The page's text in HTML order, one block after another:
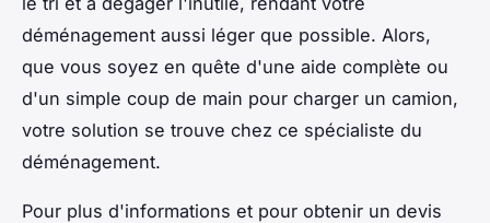
déménagement aussi léger que possible. Alors,
que vous soyez en quête d'une aide complète ou
d'un simple coup de main pour charger un camion,
votre solution se trouve chez ce spécialiste du
déménagement.
Pour plus d'informations et pour obtenir un devis